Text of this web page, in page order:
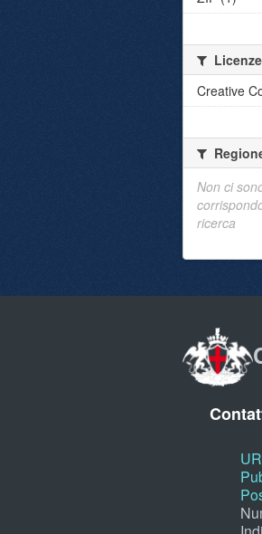
Licenze
Creative
Non ci
ricerca